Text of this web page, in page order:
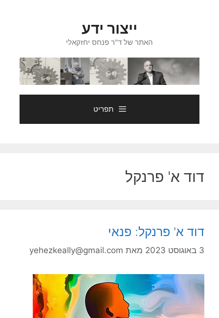
ייצור ידע
האתר של ד"ר פנחס יחזקאלי
תפריט
דוד א' פרנקל
דוד א' פרנקל: פנאי
3 באוגוסט 2023 מאת yehezkeally@gmail.com